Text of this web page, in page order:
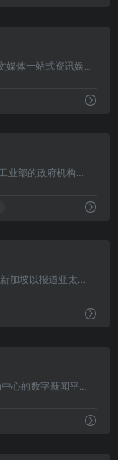
《8视界》（8world.com）是新传媒中文媒体一站式资讯娱乐网，集结旗下所有电视和电台的力量，提供最全面、最高互动的新闻、娱乐和生活内容。
新加坡经济发展局 (EDB) 是隶属贸易和工业部的政府机构，负责制定提升新加坡作为全球商业、创新和人才中心地位的策略。
亚洲新闻台 Channel NewsAsia 是位于新加坡以报道亚太新闻为主的电视频道，1999年3月1日开播，由新传媒全资拥有，覆盖范围超过20个亚洲国家和地区，播出语言以英语为主。
Mothership 是新加坡领先的以年轻人为中心的数字新闻平台。